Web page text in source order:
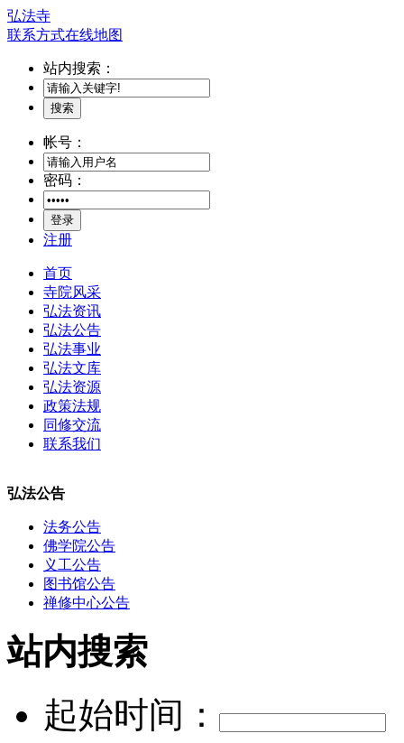
弘法寺
联系方式在线地图
站内搜索：
搜索
帐号：
密码：
登录
注册
首页
寺院风采
弘法资讯
弘法公告
弘法事业
弘法文库
弘法资源
政策法规
同修交流
联系我们
弘法公告
法务公告
佛学院公告
义工公告
图书馆公告
禅修中心公告
站内搜索
起始时间：